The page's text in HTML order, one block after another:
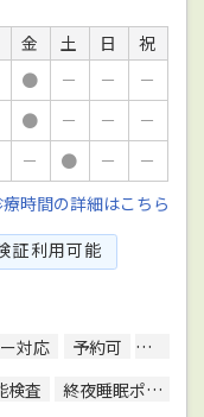
金 土 日
祝
● － －
－
● － －
－
－ ● －
－
療時間の詳細はこちら
証利用可能
対応 予約可
エレベ
検査 終夜睡眠ポリグラフ検査(PSG)